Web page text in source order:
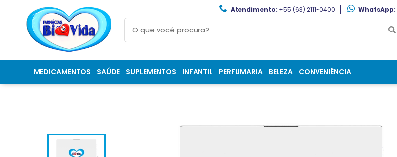
Atendimento: +55 (63) 2111-0400 WhatsApp:
MEDICAMENTOS SAÚDE SUPLEMENTOS INFANTIL PERFUMARIA BELEZA CONVENIÊNCIA